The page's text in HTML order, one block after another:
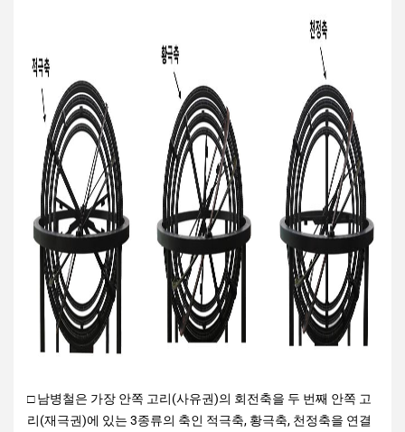
□ 남병철은 가장 안쪽 고리(사유권)의 회전축을 두 번째 안쪽 고
리(재극권)에 있는 3종류의 축인 적극축, 황극축, 천정축을 연결